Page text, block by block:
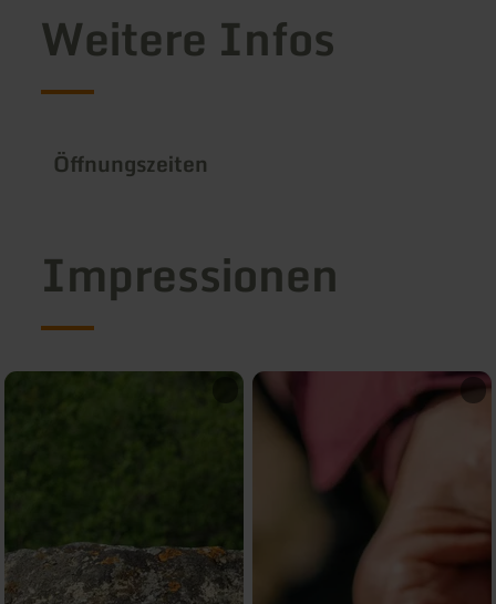
Weitere Infos
Öffnungszeiten
Impressionen